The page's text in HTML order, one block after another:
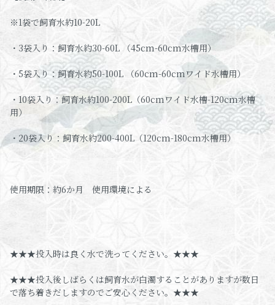
※1袋で飼育水約10-20L
・3袋入り：飼育水約30-60L （45cm-60cm水槽用）
・5袋入り：飼育水約50-100L （60cm-60cmワイド水槽用）
・10袋入り：飼育水約100-200L（60cmワイド水槽-120cm水槽
用）
・20袋入り：飼育水約200-400L（120cm-180cm水槽用）
使用期限：約6か月 使用環境による
★★★投入時は良く水で洗ってください。★★★
★★★投入後しばらくは飼育水が白濁することがありますが数日
で落ち着きだしますのでご安心ください。★★★